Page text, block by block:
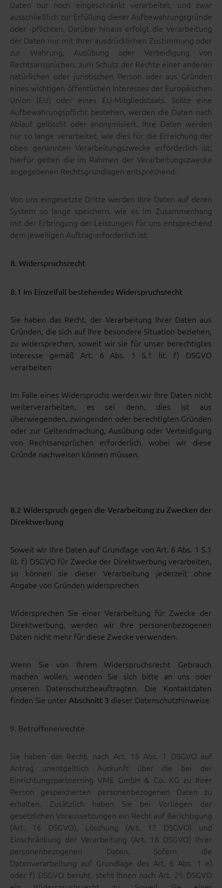
Daten nur noch eingeschränkt verarbeitet, und zwar
ausschließlich zur Erfüllung dieser Aufbewahrungsgründe
oder -pflichten. Darüber hinaus erfolgt die Verarbeitung
der Daten nur mit Ihrer ausdrücklichen Zustimmung oder
zur Wahrung, Ausübung oder Verteidigung von
Rechtsansprüchen, zum Schutz der Rechte einer anderen
natürlichen oder juristischen Person oder aus Gründen
eines wichtigen öffentlichen Interesses der Europäischen
Union (EU) oder eines EU-Mitgliedstaats. Sollte eine
Aufbewahrungspflicht bestehen, werden die Daten nach
Ablauf gelöscht oder anonymisiert. Ihre Daten werden
nur so lange verarbeitet, wie dies für die Erreichung der
oben genannten Verarbeitungszwecke erforderlich ist;
hierfür gelten die im Rahmen der Verarbeitungszwecke
angegebenen Rechtsgrundlagen entsprechend.
Von uns eingesetzte Dritte werden Ihre Daten auf deren
System so lange speichern, wie es im Zusammenhang
mit der Erbringung der Leistungen für uns entsprechend
dem jeweiligen Auftrag erforderlich ist.
8. Widerspruchsrecht
8.1 Im Einzelfall bestehendes Widerspruchsrecht
Sie haben das Recht, der Verarbeitung Ihrer Daten aus
Gründen, die sich auf Ihre besondere Situation beziehen,
zu widersprechen, soweit wir sie für unser berechtigtes
Interesse gemäß Art. 6 Abs. 1 S.1 lit. f) DSGVO
verarbeiten
Im Falle eines Widerspruchs werden wir Ihre Daten nicht
weiterverarbeiten, es sei denn, dies ist aus
überwiegenden, zwingenden oder berechtigten Gründen
oder zur Geltendmachung, Ausübung oder Verteidigung
von Rechtsansprüchen erforderlich, wobei wir diese
Gründe nachweisen können müssen.
8.2 Widerspruch gegen die Verarbeitung zu Zwecken der
Direktwerbung
Soweit wir Ihre Daten auf Grundlage von Art. 6 Abs. 1 S.1
lit. f) DSGVO für Zwecke der Direktwerbung verarbeiten,
so können sie dieser Verarbeitung jederzeit ohne
Angabe von Gründen widersprechen
Widersprechen Sie einer Verarbeitung für Zwecke der
Direktwerbung, werden wir Ihre personenbezogenen
Daten nicht mehr für diese Zwecke verwenden.
Wenn Sie von Ihrem Widerspruchsrecht Gebrauch
machen wollen, wenden Sie sich bitte an uns oder
unseren Datenschutzbeauftragten. Die Kontaktdaten
finden Sie unter Abschnitt 3 dieser Datenschutzhinweise.
9. Betroffenenrechte
Sie haben das Recht, nach Art. 15 Abs. 1 DSGVO auf
Antrag unentgeltlich Auskunft über die bei der
Einrichtungspartnerring VME GmbH & Co. KG zu Ihrer
Person gespeicherten personenbezogenen Daten zu
erhalten. Zusätzlich haben Sie bei Vorliegen der
gesetzlichen Voraussetzungen ein Recht auf Berichtigung
(Art. 16 DSGVO), Löschung (Art. 17 DSGVO) und
Einschränkung der Verarbeitung (Art. 18 DSGVO) Ihrer
personenbezogenen Daten. Sofern die
Datenverarbeitung auf Grundlage des Art. 6 Abs. 1 e)
oder f) DSGVO beruht, steht Ihnen nach Art. 21 DSGVO